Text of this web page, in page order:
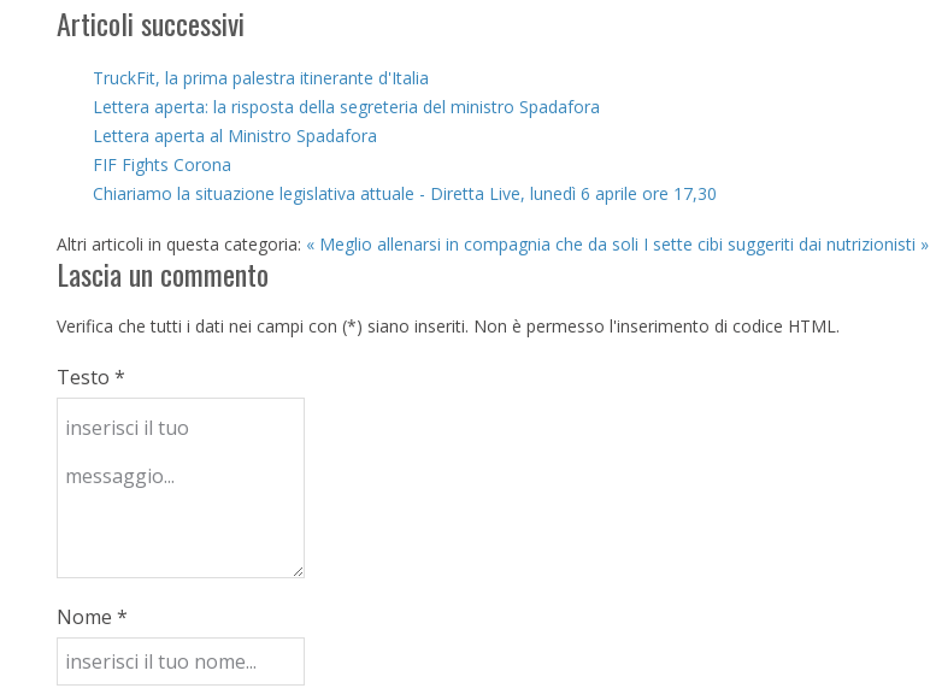
Articoli successivi
TruckFit, la prima palestra itinerante d'Italia
Lettera aperta: la risposta della segreteria del ministro Spadafora
Lettera aperta al Ministro Spadafora
FIF Fights Corona
Chiariamo la situazione legislativa attuale - Diretta Live, lunedì 6 aprile ore 17,30
Altri articoli in questa categoria: « Meglio allenarsi in compagnia che da soli I sette cibi suggeriti dai nutrizionisti »
Lascia un commento
Verifica che tutti i dati nei campi con (*) siano inseriti. Non è permesso l'inserimento di codice HTML.
Testo *
Nome *